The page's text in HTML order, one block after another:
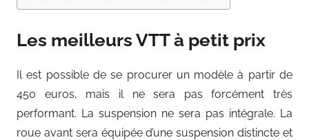
Les meilleurs VTT à petit prix
Il est possible de se procurer un modèle à partir de
450 euros, mais il ne sera pas forcément très
performant. La suspension ne sera pas intégrale. La
roue avant sera équipée d’une suspension distincte et